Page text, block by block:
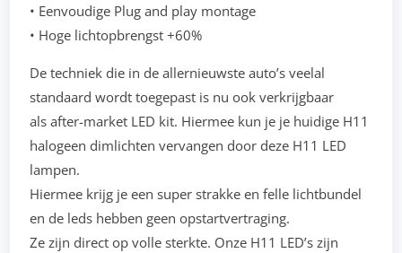
• Eenvoudige Plug and play montage
• Hoge lichtopbrengst +60%
De techniek die in de allernieuwste auto’s veelal
standaard wordt toegepast is nu ook verkrijgbaar
als after-market LED kit. Hiermee kun je je huidige H11
halogeen dimlichten vervangen door deze H11 LED
lampen.
Hiermee krijg je een super strakke en felle lichtbundel
en de leds hebben geen opstartvertraging.
Ze zijn direct op volle sterkte. Onze H11 LED’s zijn